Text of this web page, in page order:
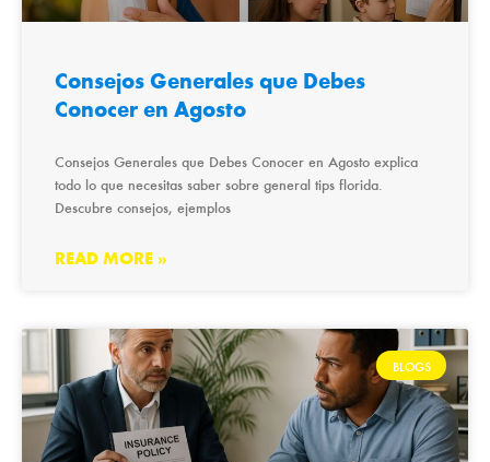
Consejos Generales que Debes
Conocer en Agosto
Consejos Generales que Debes Conocer en Agosto explica
todo lo que necesitas saber sobre general tips florida.
Descubre consejos, ejemplos
READ MORE »
BLOGS